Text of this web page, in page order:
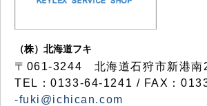
（株）北海道フキ
〒061-3244 北海道石狩市新港南
TEL：0133-64-1241 / FAX：
-fuki@ichican.com